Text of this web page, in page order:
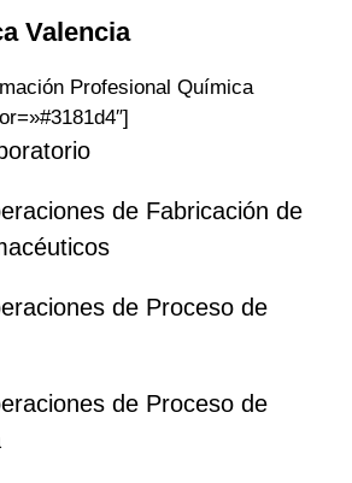
Valencia
Profesional Química
de Fabricación de
de Proceso de
de Proceso de